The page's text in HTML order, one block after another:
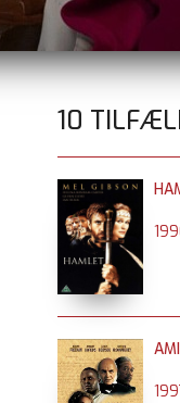
10